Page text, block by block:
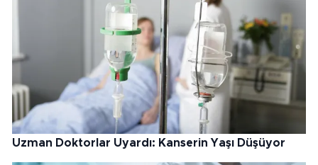
Uzman Doktorlar Uyardı: Kanserin Yaşı Düşüyor